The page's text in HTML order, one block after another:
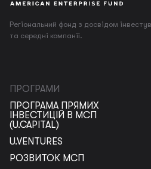
Регіональний фонд з досвідом
та середні компанії.
ПРОГРАМИ
ПРОГРАМА ПРЯМИХ
ІНВЕСТИЦІЙ В МСП
(U.CAPITAL)
U.VENTURES
РОЗВИТОК МСП